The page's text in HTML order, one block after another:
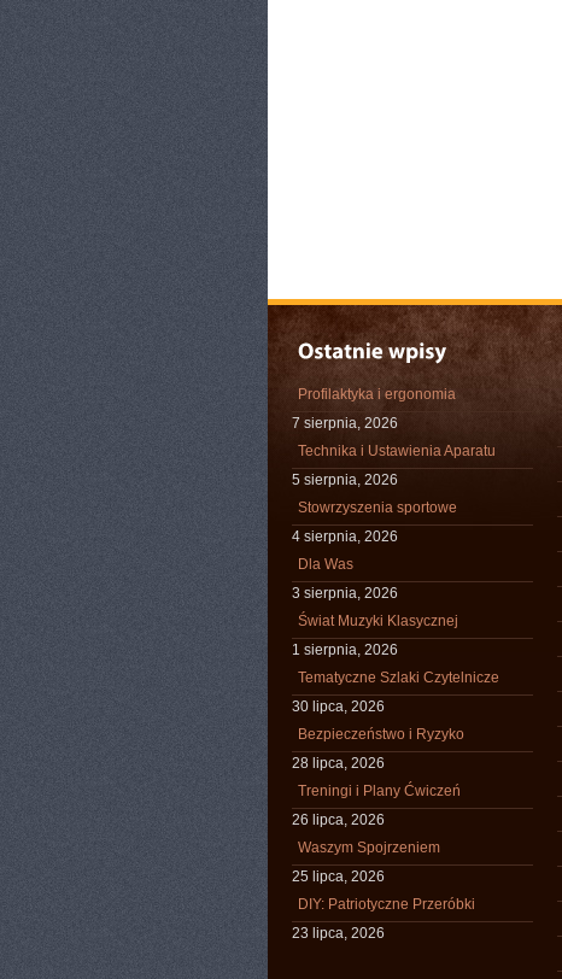
Profilaktyka i ergonomia
7 sierpnia, 2026
Technika i Ustawienia Aparatu
5 sierpnia, 2026
Stowrzyszenia sportowe
4 sierpnia, 2026
Dla Was
3 sierpnia, 2026
Świat Muzyki Klasycznej
1 sierpnia, 2026
Tematyczne Szlaki Czytelnicze
30 lipca, 2026
Bezpieczeństwo i Ryzyko
28 lipca, 2026
Treningi i Plany Ćwiczeń
26 lipca, 2026
Waszym Spojrzeniem
25 lipca, 2026
DIY: Patriotyczne Przeróbki
23 lipca, 2026